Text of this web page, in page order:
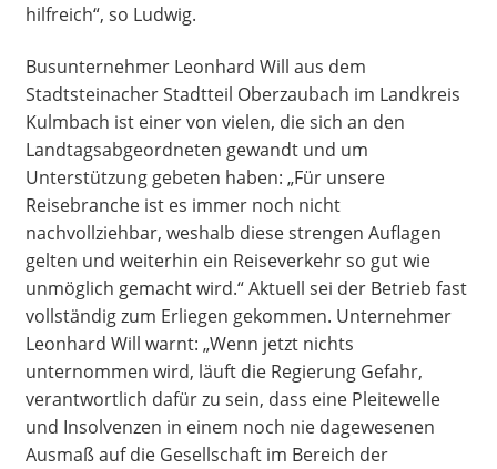
hilfreich“, so Ludwig.
Busunternehmer Leonhard Will aus dem
Stadtsteinacher Stadtteil Oberzaubach im Landkreis
Kulmbach ist einer von vielen, die sich an den
Landtagsabgeordneten gewandt und um
Unterstützung gebeten haben: „Für unsere
Reisebranche ist es immer noch nicht
nachvollziehbar, weshalb diese strengen Auflagen
gelten und weiterhin ein Reiseverkehr so gut wie
unmöglich gemacht wird.“ Aktuell sei der Betrieb fast
vollständig zum Erliegen gekommen. Unternehmer
Leonhard Will warnt: „Wenn jetzt nichts
unternommen wird, läuft die Regierung Gefahr,
verantwortlich dafür zu sein, dass eine Pleitewelle
und Insolvenzen in einem noch nie dagewesenen
Ausmaß auf die Gesellschaft im Bereich der